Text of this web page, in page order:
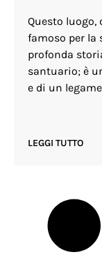
Questo luogo,
famoso per la
profonda
santuario; è
e di un
LEGGI TUTTO